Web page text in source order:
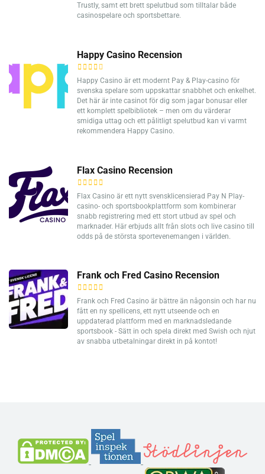
Trustly, samt ett brett spelutbud som tilltalar både
casinospelare och sportsbettare.
Happy Casino Recension
Happy Casino är ett modernt Pay & Play-casino för
svenska spelare som uppskattar snabbhet och enkelhet.
Det här är inte casinot för dig som jagar bonusar eller
ett komplett spelbibliotek – men om du värderar
smidiga uttag och ett pålitligt spelutbud kan vi varmt
rekommendera Happy Casino.
Flax Casino Recension
Flax Casino är ett nytt svensklicensierad Pay N Play-
casino- och sportsbookplattform som kombinerar
snabb registrering med ett stort utbud av spel och
marknader. Här erbjuds allt från slots och live casino till
odds på de största sportevenemangen i världen.
Frank och Fred Casino Recension
Frank och Fred Casino är bättre än någonsin och har nu
fått en ny spellicens, ett nytt utseende och en
uppdaterad plattform med en marknadsledande
sportsbook - Sätt in och spela direkt med Swish och njut
av snabba utbetalningar direkt in på kontot!